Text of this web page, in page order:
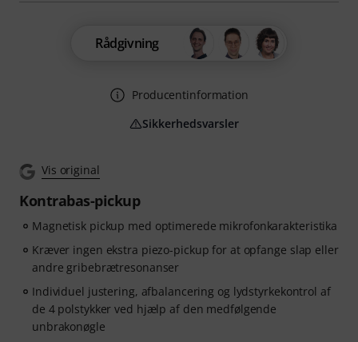
Vis original
Kontrabas-pickup
Magnetisk pickup med optimerede mikrofonkarakteristika
Kræver ingen ekstra piezo-pickup for at opfange slap eller
andre gribebrætresonanser
Individuel justering, afbalancering og lydstyrkekontrol af
de 4 polstykker ved hjælp af den medfølgende
unbrakonøgle
Rådgivning
Producentinformation
Sikkerhedsvarsler